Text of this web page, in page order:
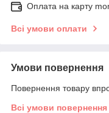
Оплата на карту
Всі умови оплати
Умови повернення
Повернення товару
Всі умови повернення